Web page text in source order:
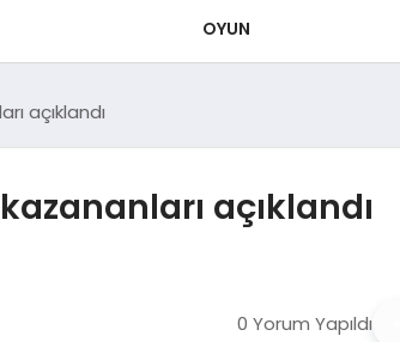
OYUN
açıklandı
açıklandı
0 Yorum Yapıldı